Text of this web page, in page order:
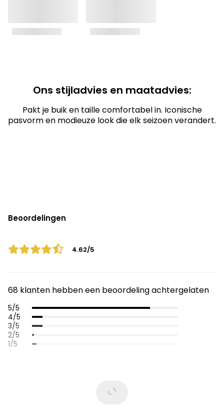
Ons stijladvies en maatadvies:
Pakt je buik en taille comfortabel in. Iconische
pasvorm en modieuze look die elk seizoen verandert.
Beoordelingen
4.62/5
68 klanten hebben een beoordeling achtergelaten
5/5
4/5
3/5
2/5
1/5